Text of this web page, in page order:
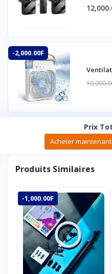
-2,000.00F
Prix
Acheter maintenant
Produits Similaires
-1,000.00F